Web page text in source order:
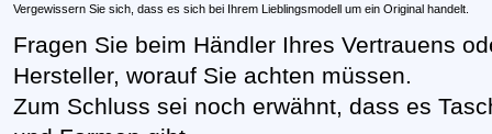
Vergewissern Sie sich, dass es sich bei Ihrem Lieblingsmodell um ein Original handelt.
Fragen Sie beim Händler Ihres Vertrauens
Hersteller, worauf Sie achten müssen.
Zum Schluss sei noch erwähnt, dass es